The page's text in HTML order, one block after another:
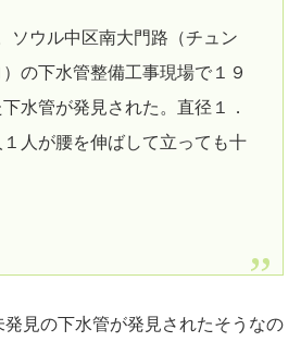
ソウル中区南大門路（チュン
の下水管整備工事現場で１９
水管が発見された。直径１．
人が腰を伸ばして立っても十
見の下水管が発見されたそうなの